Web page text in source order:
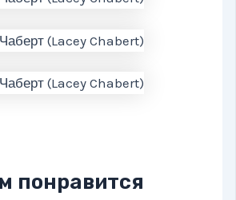
понравится